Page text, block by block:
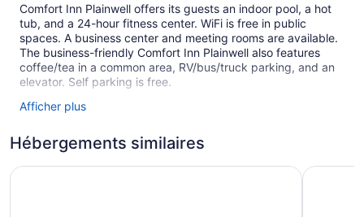
Comfort Inn Plainwell offers its guests an indoor pool, a hot
tub, and a 24-hour fitness center. WiFi is free in public
spaces. A business center and meeting rooms are available.
The business-friendly Comfort Inn Plainwell also features
coffee/tea in a common area, RV/bus/truck parking, and an
elevator. Self parking is free.
63 guestrooms or units
Meeting rooms
Afficher plus
Hébergements similaires
Holiday Inn Express Plainwell by IHG Comfort